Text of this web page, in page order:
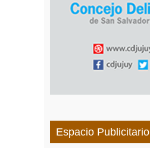
Espacio Publicitario